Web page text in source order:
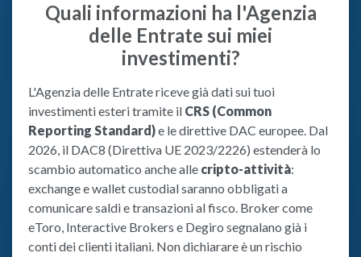
Quali informazioni ha l'Agenzia
delle Entrate sui miei
investimenti?
L'Agenzia delle Entrate riceve già dati sui tuoi
investimenti esteri tramite il CRS (Common
Reporting Standard)e le direttive DAC europee. Dal
2026, il DAC8 (Direttiva UE 2023/2226) estenderà lo
scambio automatico anche alle cripto-attività:
exchange e wallet custodial saranno obbligati a
comunicare saldi e transazioni al fisco. Broker come
eToro, Interactive Brokers e Degiro segnalano già i
conti dei clienti italiani. Non dichiarare è un rischio